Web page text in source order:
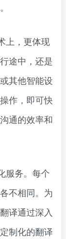
上，更体现
途中，还是
其他智能设
作，即可快
通的效率和
服务。每个
不相同。为
译通过深入
制化的翻译